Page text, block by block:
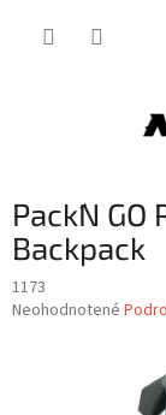
Pack´N
Backpack
1173
Priemerné
Neohodnotené